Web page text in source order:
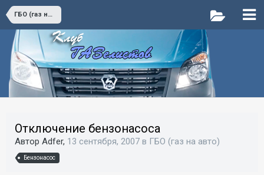
ГБО (газ на авто)
Отключение бензонасоса
Автор Adfer, 13 сентября, 2007 в ГБО (газ на авто)
Бензонасос